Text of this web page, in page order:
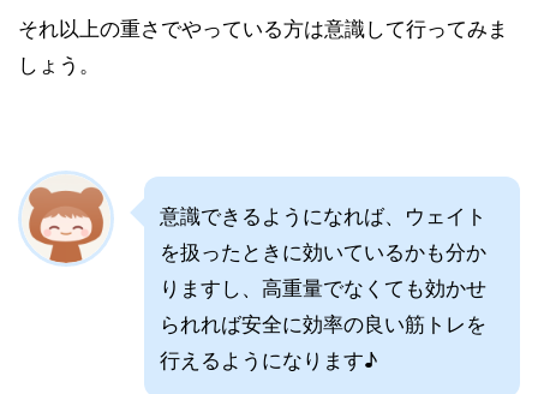
それ以上の重さでやっている方は意識して行ってみま
しょう。
意識できるようになれば、ウェイト
を扱ったときに効いているかも分か
りますし、高重量でなくても効かせ
られれば安全に効率の良い筋トレを
行えるようになります♪